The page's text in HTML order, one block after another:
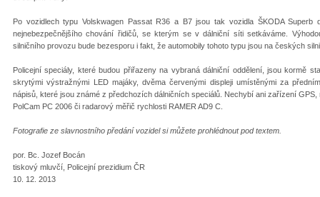
Po vozidlech typu Volskwagen Passat R36 a B7 jsou tak vozidla ŠKODA Superb
nejnebezpečnějšího chování řidičů, se kterým se v dálniční síti setkáváme.
silničního provozu bude bezesporu i fakt, že automobily tohoto typu jsou na českých
Policejní speciály, které budou přiřazeny na vybraná dálniční oddělení, jsou kormě
skrytými výstražnými LED majáky, dvěma červenými displeji umístěnými za
nápisů, které jsou známé z předchozích dálničních speciálů. Nechybí ani zařízení
PolCam PC 2006 či radarový měřič rychlosti RAMER AD9 C.
Fotografie ze slavnostního předání vozidel si můžete prohlédnout pod textem.
por. Bc. Jozef Bocán
tiskový mluvčí, Policejní prezidium ČR
10. 12. 2013